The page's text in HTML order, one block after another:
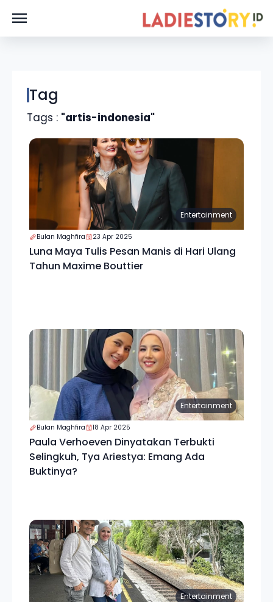
Tag
Tags : "artis-indonesia"
Entertainment
Bulan Maghfira 23 Apr 2025
Luna Maya Tulis Pesan Manis di Hari Ulang
Tahun Maxime Bouttier
Entertainment
Bulan Maghfira 18 Apr 2025
Paula Verhoeven Dinyatakan Terbukti
Selingkuh, Tya Ariestya: Emang Ada
Buktinya?
Entertainment